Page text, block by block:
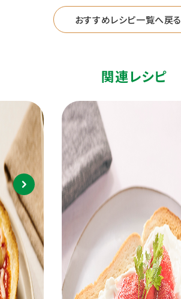
おすすめレシピ一覧へ戻る
関連レシピ